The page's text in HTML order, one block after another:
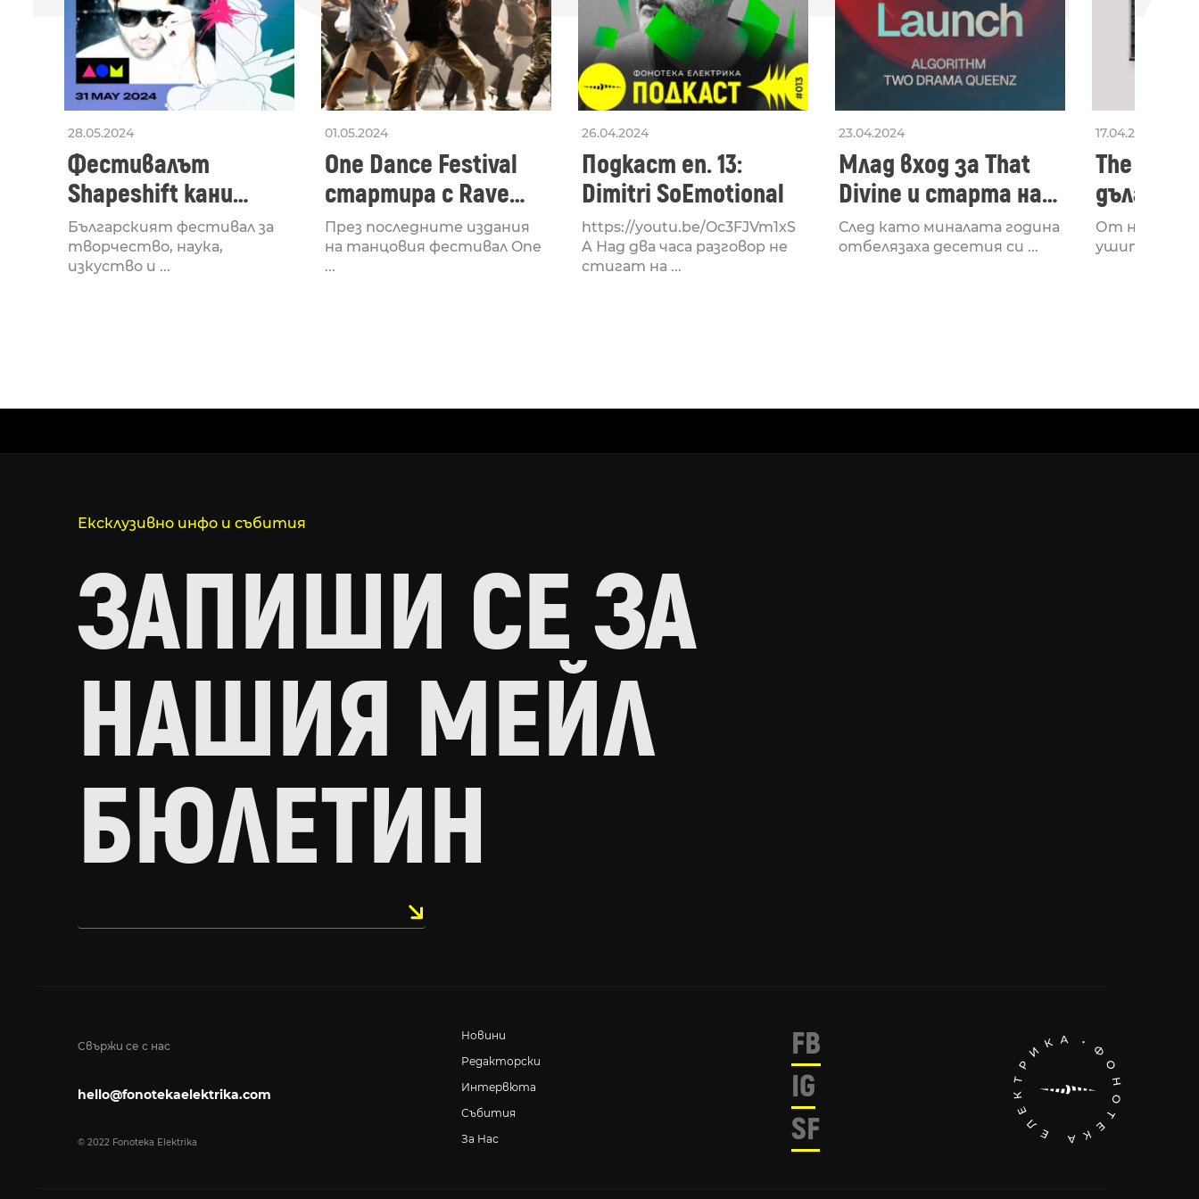
28.05.2024
Фестивалът
Shapeshift кани
Fabrizio Mammarella
за откриването си
Българският фестивал за
творчество, наука,
изкуство и ...
01.05.2024
One Dance Festival
стартира с Rave
Lucid, посветен на
рейв културата
През последните издания
на танцовия фестивал One
...
26.04.2024
Подкаст еп. 13:
Dimitri SoEmotional
https://youtu.be/Oc3FJVm1xS
A Над два часа разговор не
стигат на ...
23.04.2024
Млад вход за That
Divine и старта на
лейбъла им
След като миналата година
отбелязаха десетия си ...
17.04.2024
The
втори
излезе
От няколко
ушите и
Ексклузивно инфо и събития
ЗАПИШИ СЕ ЗА
НАШИЯ МЕЙЛ
БЮЛЕТИН
Свържи се с нас
hello@fonotekaelektrika.com
© 2022 Fonoteka Elektrika
Новини
Редакторски
Интервюта
Събития
За Нас
FB
IG
SF